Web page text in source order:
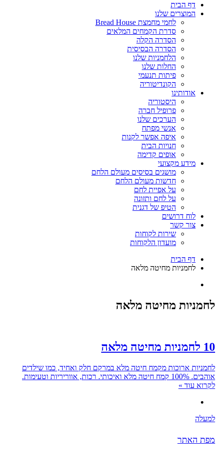
דף הבית
המוצרים שלנו
לחמי מחמצת Bread House
סדרת הקמחים המלאים
הסדרה הקלה
הסדרה הבסיסית
הלחמניות שלנו
החלות שלנו
פיתות תנעמי
הקונדיטוריה
אודותינו
היסטוריה
פרופיל חברה
הערכים שלנו
אנשי מפתח
איפה אפשר לקנות
חנויות הבית
אופים קדימה
מידע מקצועי
מושגים בסיסים מעולם הלחם
חדשות מעולם הלחם
על אפיית לחם
על לחם ותזונה
הטיפ של דגנית
לוח דרושים
צור קשר
שירות לקוחות
מועדון הלקוחות
דף הבית
לחמניות מחיטה מלאה
לחמניות מחיטה מלאה
10 לחמניות מחיטה מלאה
לחמניות ארוכות מקמח חיטה מלא במרקם חלק ואחיד, כמו שילדים
אוהבים. 100% קמח חיטה מלא ואיכותי. רכות, אווריריות וטעימות.
לקרוא עוד »
למעלה
מפת האתר